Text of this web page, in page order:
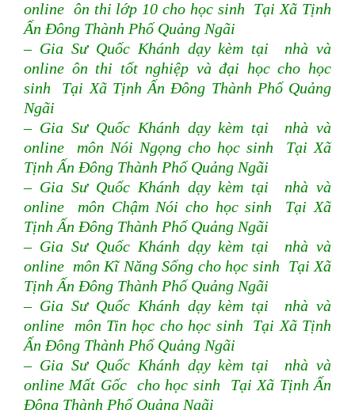
online ôn thi lớp 10 cho học sinh Tại Xã Tịnh
Ấn Đông Thành Phố Quảng Ngãi
– Gia Sư Quốc Khánh dạy kèm tại nhà và
online ôn thi tốt nghiệp và đại học cho học
sinh Tại Xã Tịnh Ấn Đông Thành Phố Quảng
Ngãi
– Gia Sư Quốc Khánh dạy kèm tại nhà và
online môn Nói Ngọng cho học sinh Tại Xã
Tịnh Ấn Đông Thành Phố Quảng Ngãi
– Gia Sư Quốc Khánh dạy kèm tại nhà và
online môn Chậm Nói cho học sinh Tại Xã
Tịnh Ấn Đông Thành Phố Quảng Ngãi
– Gia Sư Quốc Khánh dạy kèm tại nhà và
online môn Kĩ Năng Sống cho học sinh Tại Xã
Tịnh Ấn Đông Thành Phố Quảng Ngãi
– Gia Sư Quốc Khánh dạy kèm tại nhà và
online môn Tin học cho học sinh Tại Xã Tịnh
Ấn Đông Thành Phố Quảng Ngãi
– Gia Sư Quốc Khánh dạy kèm tại nhà và
online Mất Gốc cho học sinh Tại Xã Tịnh Ấn
Đông Thành Phố Quảng Ngãi